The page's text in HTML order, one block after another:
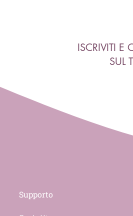
Supporto
ISCRIVITI E
SUL